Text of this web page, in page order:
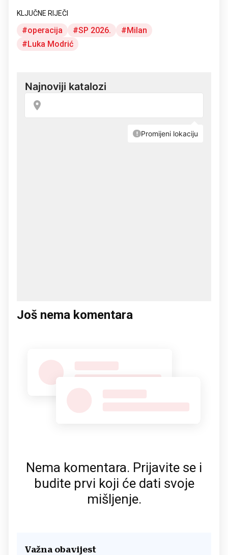
KLJUČNE RIJEČI
operacija SP 2026.
Milan
Luka Modrić
Još nema komentara
Nema komentara. Prijavite se i
budite prvi koji će dati svoje
mišljenje.
Važna obavijest